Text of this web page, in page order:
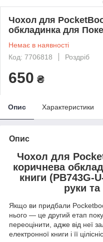
Чохол для
обкладинка для
Немає в наявності
Код: 7706818
Роздріб
650 ₴
Опис Характеристики
Опис
Чохол для
коричнева
книги (PB743G-
руки
Якщо ви придбали
нього — це другий етап
переоцінити, адже від неї
електронної книги і її